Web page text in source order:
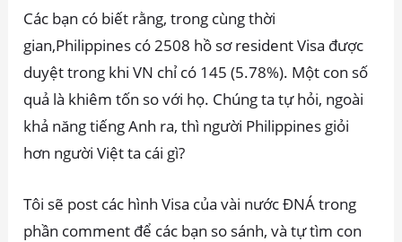
Các bạn có biết rằng, trong cùng thời
gian,Philippines có 2508 hồ sơ resident Visa được
duyệt trong khi VN chỉ có 145 (5.78%). Một con số
quả là khiêm tốn so với họ. Chúng ta tự hỏi, ngoài
khả năng tiếng Anh ra, thì người Philippines giỏi
hơn người Việt ta cái gì?
Tôi sẽ post các hình Visa của vài nước ĐNÁ trong
phần comment để các bạn so sánh, và tự tìm con